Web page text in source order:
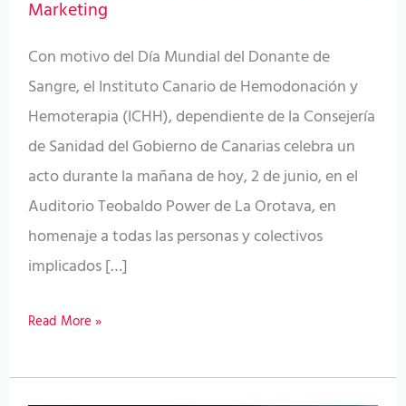
Marketing
Con motivo del Día Mundial del Donante de
Sangre, el Instituto Canario de Hemodonación y
Hemoterapia (ICHH), dependiente de la Consejería
de Sanidad del Gobierno de Canarias celebra un
acto durante la mañana de hoy, 2 de junio, en el
Auditorio Teobaldo Power de La Orotava, en
homenaje a todas las personas y colectivos
implicados […]
de
La
Orotava
a
Adeje
y
un
homenaje
los
Read More »